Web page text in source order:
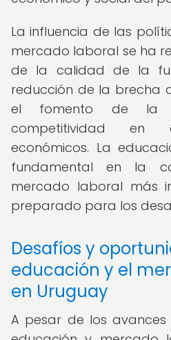
La influencia de las
mercado laboral se ha
de la calidad de la
reducción de la brecha
el fomento de la
competitividad en
económicos. La
fundamental en la
mercado laboral más
preparado para los
Desafíos y
educación y el
en Uruguay
A pesar de los